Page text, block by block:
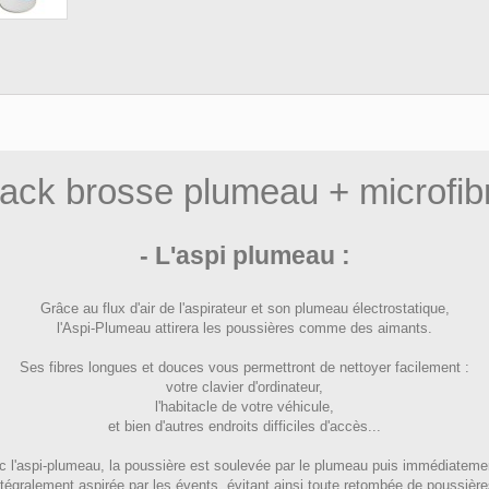
brosse plumeau +
- L'aspi plumeau :
Grâce au flux d'air de l'aspirateur et son plumeau électrostatique,
l'Aspi-Plumeau attirera les poussières comme des aimants.
Ses fibres longues et douces vous permettront de nettoyer facilement :
votre clavier d'ordinateur,
l'habitacle de votre véhicule,
et bien d'autres endroits difficiles d'accès...
l'aspi-plumeau, la poussière est soulevée par le plumeau puis
aspirée par les évents, évitant ainsi toute retombée de